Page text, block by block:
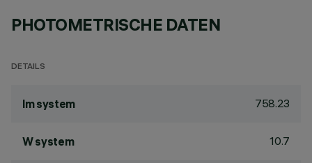
PHOTOMETRISCHE DATEN
DETAILS
lm system 758.23
W system 10.7